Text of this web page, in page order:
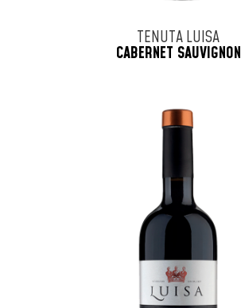
TENUTA LUISA
CABERNET SAUVIGNON